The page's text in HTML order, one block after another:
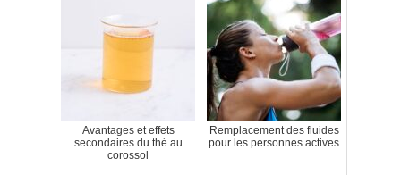
Avantages et effets
secondaires du thé au
corossol
Remplacement des fluides
pour les personnes actives